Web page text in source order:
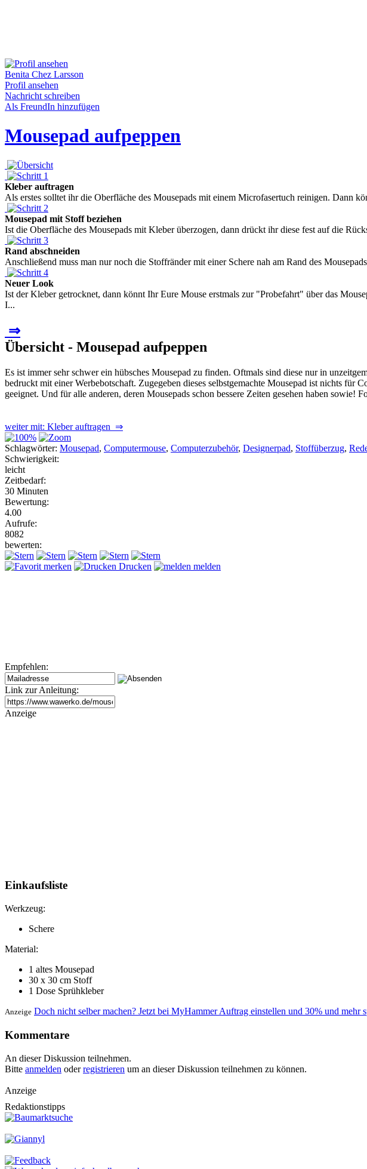
Benita Chez Larsson
Profil ansehen
Nachricht schreiben
Als FreundIn hinzufügen
Mousepad aufpeppen
Kleber auftragen
Als erstes solltet ihr die Oberfläche des Mousepads mit einem Microfasertuch reinigen. Dann
Mousepad mit Stoff beziehen
Ist die Oberfläche des Mousepads mit Kleber überzogen, dann drückt ihr diese fest auf die
Rand abschneiden
Anschließend muss man nur noch die Stoffränder mit einer Schere nah am Rand des
Neuer Look
Ist der Kleber getrocknet, dann könnt Ihr Eure Mouse erstmals zur "Probefahrt" über das
I...
⇒
Übersicht - Mousepad aufpeppen
Es ist immer sehr schwer ein hübsches Mousepad zu finden. Oftmals sind diese nur in
bedruckt mit einer Werbebotschaft. Zugegeben dieses selbstgemachte Mousepad ist nichts
geeignet. Und für alle anderen, deren Mousepads schon bessere Zeiten gesehen haben sowie!
weiter mit: Kleber auftragen ⇒
Schlagwörter: Mousepad, Computermouse, Computerzubehör, Designerpad, Stoffüberzug,
Schwierigkeit:
leicht
Zeitbedarf:
30 Minuten
Bewertung:
4.00
Aufrufe:
8082
bewerten:
merken Drucken melden
Empfehlen:
Link zur Anleitung:
Anzeige
Einkaufsliste
Werkzeug:
Schere
Material:
1 altes Mousepad
30 x 30 cm Stoff
1 Dose Sprühkleber
Anzeige Doch nicht selber machen? Jetzt bei MyHammer Auftrag einstellen und 30% und mehr
Kommentare
An dieser Diskussion teilnehmen.
Bitte anmelden oderregistrieren um an dieser Diskussion teilnehmen zu können.
Anzeige
Redaktionstipps